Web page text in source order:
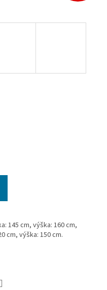
145 cm, výška: 160 cm,
cm, výška: 150 cm.